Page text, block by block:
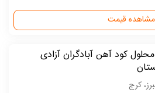
مشاهده قیمت
محلول کود آهن آبادگران آزادی
کرج